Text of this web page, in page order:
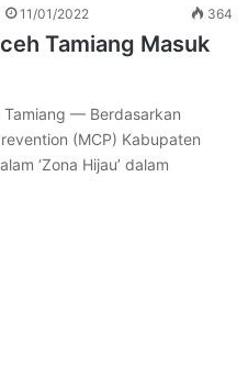
11/01/2022 364
Tamiang Masuk
Tamiang — Berdasarkan
(MCP) Kabupaten
‘Zona Hijau’ dalam